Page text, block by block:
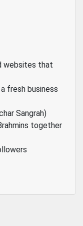
websites that
fresh business
Sangrah)
together